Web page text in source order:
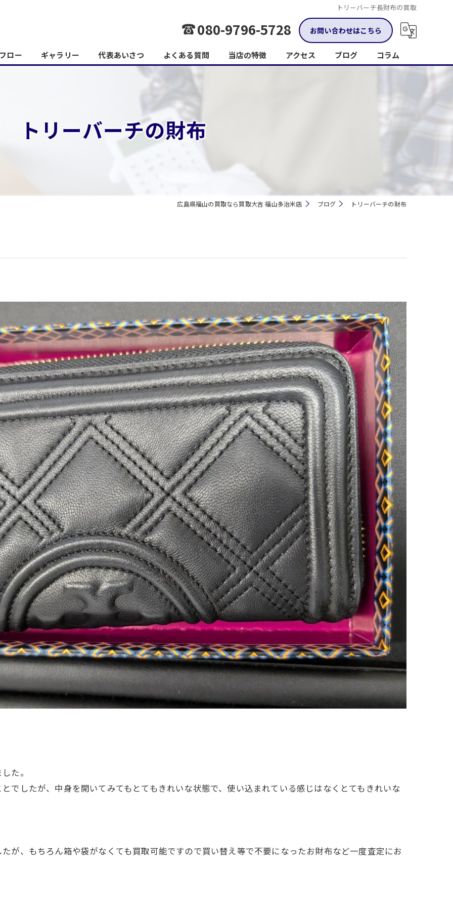
トリーバーチ長財布の買取
080-9796-5728 お問い合わせはこちら
ロー ギャラリー 代表あいさつ よくある質問 当店の特徴
トレーディングカード
アクセス ブログ コラム
トリーバーチの財布
広島県福山の買取なら買取大吉 福山多治米店 ブログ トリーバーチの財布
た。
でしたが、中身を開いてみてもとてもきれいな状態で、使い込まれている感じはなくとてもきれいな
が、もちろん箱や袋がなくても買取可能ですので買い替え等で不要になったお財布など一度査定にお